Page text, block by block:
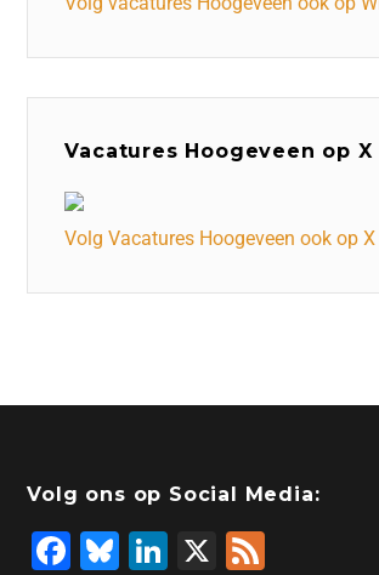
Vacatures Hoogeveen op X
Volg Vacatures Hoogeveen ook op X
Volg ons op Social Media:
F
Bl
Li X